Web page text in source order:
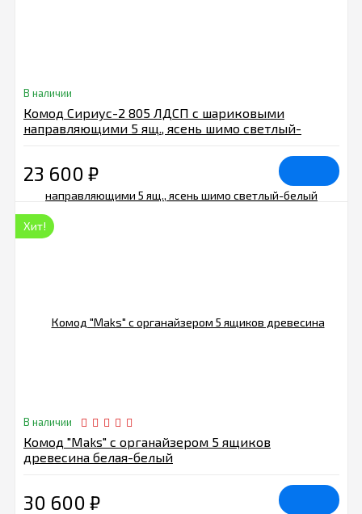
В наличии
Комод Сириус-2 805 ЛДСП с шариковыми
направляющими 5 ящ., ясень шимо светлый-
23 600 ₽
Хит!
В наличии
Комод "Maks" с органайзером 5 ящиков
древесина белая-белый
30 600 ₽